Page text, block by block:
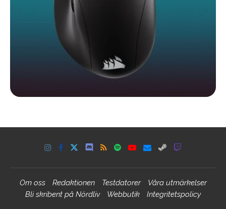
Om oss Redaktionen Testdatorer
Våra utmärkelser
Bli skribent på Nördliv
Webbutik Integritetspolicy